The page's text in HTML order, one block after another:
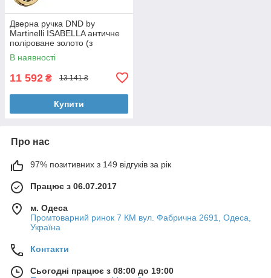
Дверна ручка DND by
Martinelli ISABELLA античне
поліроване золото (з
накладкою під циліндр)
IS13Y-PVD-BG
В наявності
11 592 ₴ 13 141 ₴
Купити
Про нас
97% позитивних з 149 відгуків за рік
Працює з 06.07.2017
м. Одеса
Промтоварний ринок 7 КМ вул. Фабрична 2691, Одеса,
Україна
Контакти
Сьогодні працює з 08:00 до 19:00